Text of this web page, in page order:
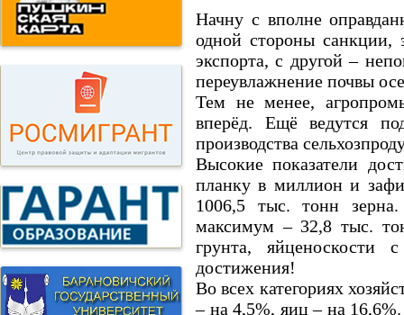
Начну с вполне
одной стороны санкции,
экспорта, с другой –
переувлажнение почвы
Тем не менее,
вперёд. Ещё ведутся
производства
Высокие показатели
планку в миллион и
1006,5 тыс. тонн
максимум – 32,8 тыс.
грунта,
достижения!
Во всех категориях
– на 4,5%, яиц – на